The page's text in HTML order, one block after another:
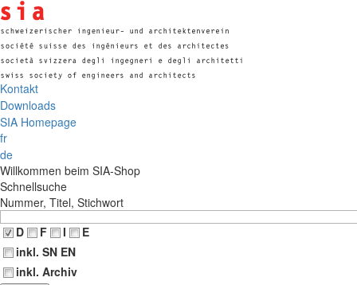
Kontakt
Downloads
SIA Homepage
fr
de
Willkommen beim SIA-Shop
Schnellsuche
Nummer, Titel, Stichwort
D
F I
E
inkl. SN EN
inkl. Archiv